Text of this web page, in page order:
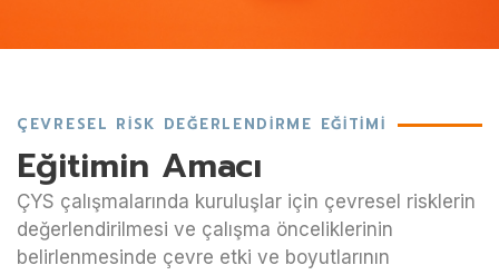
ÇEVRESEL RISK DEĞERLENDIRME EĞITIMI
Eğitimin Amacı
ÇYS çalışmalarında kuruluşlar için çevresel risklerin
değerlendirilmesi ve çalışma önceliklerinin
belirlenmesinde çevre etki ve boyutlarının